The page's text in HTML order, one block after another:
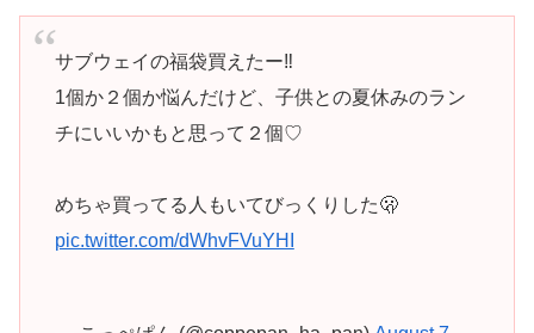
サブウェイの福袋買えたー‼️
1個か２個か悩んだけど、子供との夏休みのラン
チにいいかもと思って２個♡
めちゃ買ってる人もいてびっくりした🫢
pic.twitter.com/dWhvFVuYHI